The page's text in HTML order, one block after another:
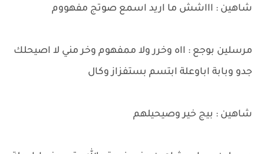
شاهين : اااشش ما اريد اسمع صوتج مفهووم
مرسلين بوجع : ااه وخرر ولا ممفهوم وخر مني لا اصيحلك
جدو وبابة اباوعلة ابتسم بستفزاز وكال
شاهين : بيج خير وصيحيلهم